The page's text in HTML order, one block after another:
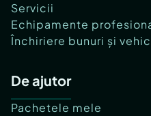
Servicii
Echipamente
Închiriere bunuri și
De ajutor
Pachetele mele